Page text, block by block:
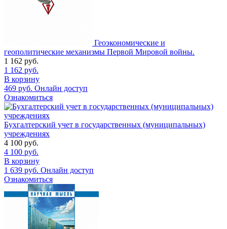
Геоэкономические и
геополитические механизмы Первой Мировой войны.
1 162 руб.
1 162 руб.
В корзину
469 руб. Онлайн доступ
Ознакомиться
Бухгалтерский учет в государственных (муниципальных)
учреждениях
4 100 руб.
4 100 руб.
В корзину
1 639 руб. Онлайн доступ
Ознакомиться